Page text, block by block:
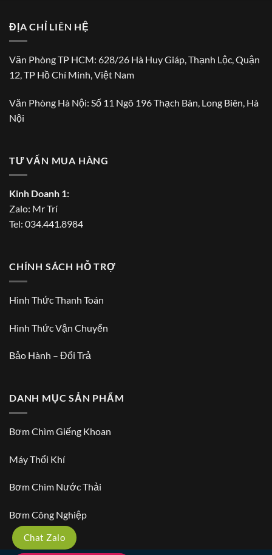
ĐỊA CHỈ LIÊN HỆ
Văn Phòng TP HCM: 628/26 Hà Huy Giáp, Thạnh Lộc, Quận
12, TP Hồ Chí Minh, Việt Nam
Văn Phòng Hà Nội: Số 11 Ngõ 196 Thạch Bàn, Long Biên, Hà
Nội
TƯ VẤN MUA HÀNG
Kinh Doanh 1:
Zalo: Mr Trí
Tel: 034.441.8984
CHÍNH SÁCH HỖ TRỢ
Hình Thức Thanh Toán
Hình Thức Vận Chuyển
Bảo Hành – Đổi Trả
DANH MỤC SẢN PHẨM
Bơm Chìm Giếng Khoan
Máy Thổi Khí
Bơm Chìm Nước Thải
Bơm Công Nghiệp
Chat Zalo